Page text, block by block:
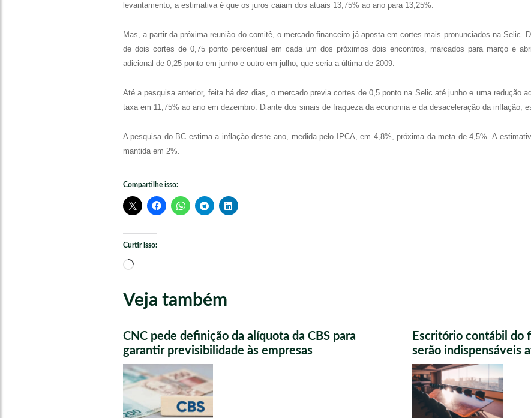
levantamento, a estimativa é que os juros caiam dos atuais 13,75% ao ano para 13,25%.
Mas, a partir da próxima reunião do comitê, o mercado financeiro já aposta em cortes mais pronunciados na Selic.
de dois cortes de 0,75 ponto percentual em cada um dos próximos dois encontros, marcados para março e
adicional de 0,25 ponto em junho e outro em julho, que seria a última de 2009.
Até a pesquisa anterior, feita há dez dias, o mercado previa cortes de 0,5 ponto na Selic até junho e uma redução
taxa em 11,75% ao ano em dezembro. Diante dos sinais de fraqueza da economia e da desaceleração da inflação,
A pesquisa do BC estima a inflação deste ano, medida pelo IPCA, em 4,8%, próxima da meta de 4,5%. A
mantida em 2%.
Compartilhe isso:
Curtir isso:
Carregando...
Veja também
CNC pede definição da alíquota da CBS para
garantir previsibilidade às empresas
Escritório contábil do
serão indispensáveis